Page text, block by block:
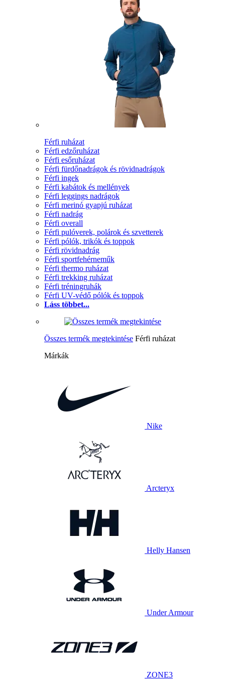
Férfi ruházat
Férfi edzőruházat
Férfi esőruházat
Férfi fürdőnadrágok és rövidnadrágok
Férfi ingek
Férfi kabátok és mellények
Férfi leggings nadrágok
Férfi merinó gyapjú ruházat
Férfi nadrág
Férfi overall
Férfi pulóverek, polárok és szvetterek
Férfi pólók, trikók és toppok
Férfi rövidnadrág
Férfi sportfehérneműk
Férfi thermo ruházat
Férfi trekking ruházat
Férfi tréningruhák
Férfi UV-védő pólók és toppok
Láss többet...
Összes termék megtekintése Férfi ruházat
Márkák
Nike
Arcteryx
Helly Hansen
Under Armour
ZONE3